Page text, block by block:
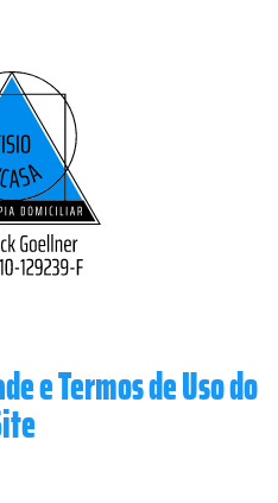
e Termos de Uso do